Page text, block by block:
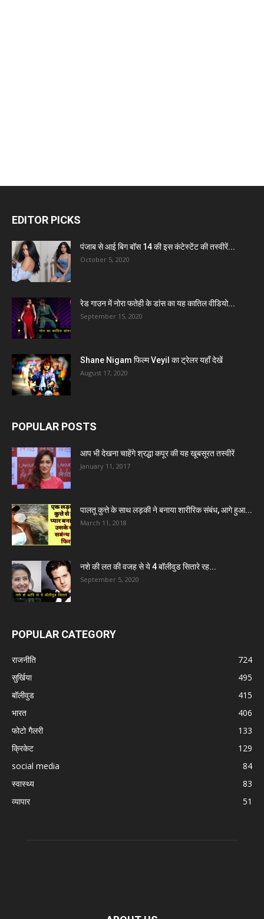
EDITOR PICKS
पंजाब से आई बिग बॉस 14 की इस कंटेस्टेंट की तस्वीरें...
October 5, 2020
रेड गाउन में नोरा फतेही के डांस का यह कातिल वीडियो...
September 15, 2020
Shane Nigam फिल्म Veyil का ट्रेलर यहाँ देखें
August 17, 2020
POPULAR POSTS
आप भी देखना चाहेंगे श्रद्धा कपूर की यह खूबसूरत तस्वीरें
January 11, 2017
पालतू कुत्ते के साथ लड़की ने बनाया शारीरिक संबंध, आगे हुआ...
March 11, 2018
नशे की लत की वजह से ये 4 बॉलीवुड सितारे रह...
September 5, 2020
POPULAR CATEGORY
राजनीति
724
सुर्खिया
495
बॉलीवुड
415
भारत
406
फोटो गैलरी
133
क्रिकेट
129
social media
84
स्वास्थ्य
83
व्यापार
51